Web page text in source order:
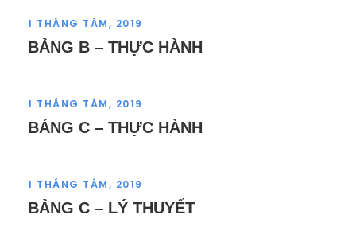
1 THÁNG TÁM, 2019
BẢNG B – THỰC HÀNH
1 THÁNG TÁM, 2019
BẢNG C – THỰC HÀNH
1 THÁNG TÁM, 2019
BẢNG C – LÝ THUYẾT